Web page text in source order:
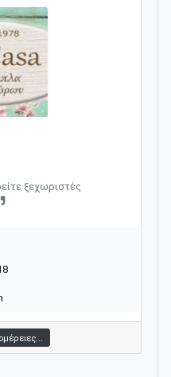
ξεχωριστές